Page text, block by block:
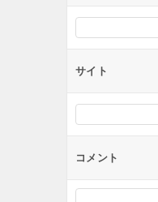
サイト
コメント